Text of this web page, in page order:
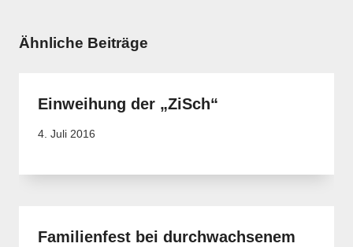
Ähnliche Beiträge
Einweihung der „ZiSch“
4. Juli 2016
Familienfest bei durchwachsenem